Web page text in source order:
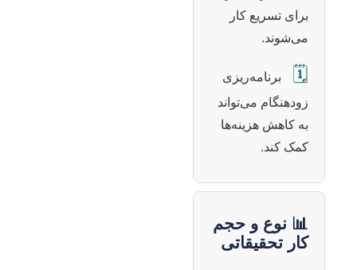
برای تسریع کار
می‌شوند.
🗓️
برنامه‌ریزی
زودهنگام می‌تواند
به کاهش هزینه‌ها
کمک کند.
📊 نوع و حجم
کار تحقیقاتی